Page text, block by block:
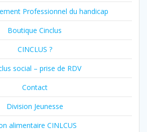
Professionnel du handicap
Boutique Cinclus
CINCLUS ?
social – prise de RDV
Contact
Division Jeunesse
alimentaire CINLCUS